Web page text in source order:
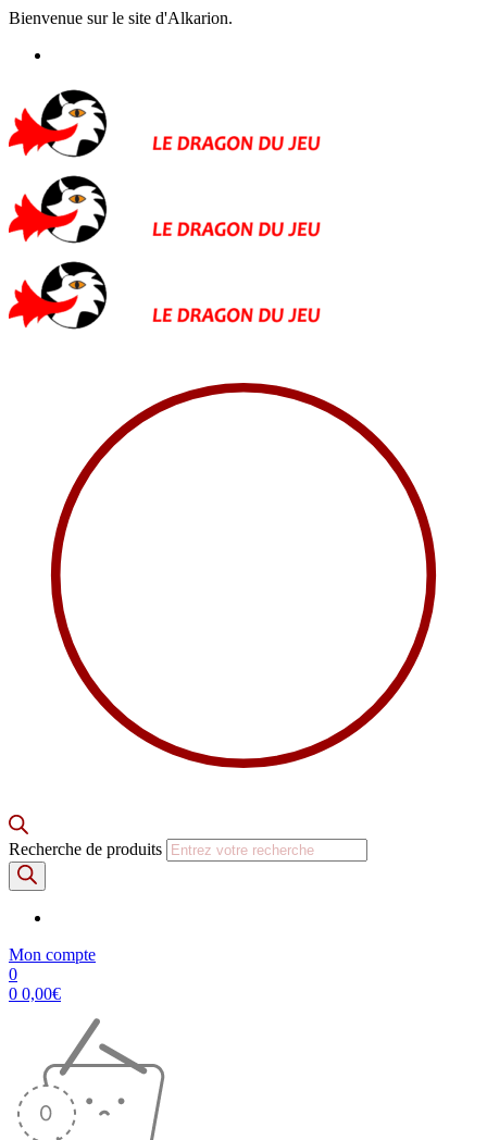
Bienvenue sur le site d'Alkarion.
Recherche de produits
Mon compte
0
0 0,00€